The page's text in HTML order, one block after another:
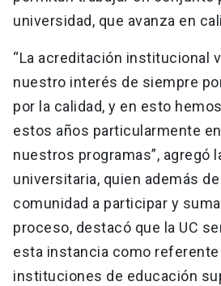
universidad, que avanza en
“La acreditación institucional
nuestro interés de siempre
por la calidad, y en esto
estos años particularmente
nuestros programas”, agregó
universitaria, quien además
comunidad a participar y
proceso, destacó que la UC
esta instancia como
instituciones de educación